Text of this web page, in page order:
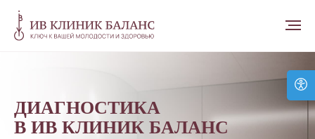
ДИАГНОСТИКА
В ИВ КЛИНИК БАЛАНС